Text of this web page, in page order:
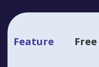
Feature Free